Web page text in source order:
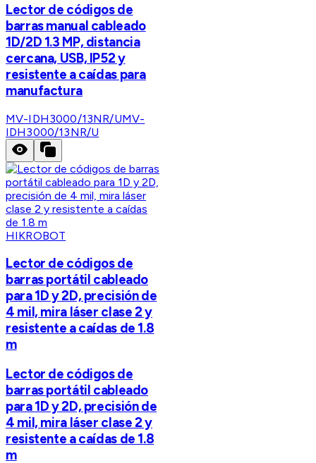
Lector de códigos de
barras manual cableado
1D/2D 1.3 MP, distancia
cercana, USB, IP52 y
resistente a caídas para
manufactura
MV-IDH3000/13NR/UMV-
IDH3000/13NR/U
HIKROBOT
Lector de códigos de
barras portátil cableado
para 1D y 2D, precisión de
4 mil, mira láser clase 2 y
resistente a caídas de 1.8
m
Lector de códigos de
barras portátil cableado
para 1D y 2D, precisión de
4 mil, mira láser clase 2 y
resistente a caídas de 1.8
m